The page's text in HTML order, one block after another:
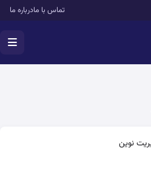
تماس با مادرباره ما